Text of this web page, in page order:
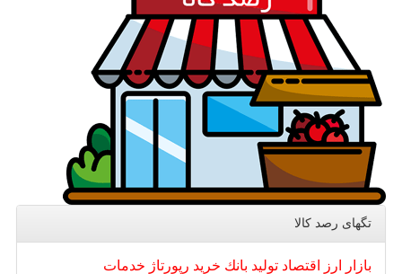
تگهای رصد كالا
بازار ارز اقتصاد تولید بانك خرید رپورتاژ خدمات